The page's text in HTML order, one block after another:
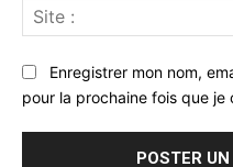
Enregistrer mon nom,
pour la prochaine fois que je